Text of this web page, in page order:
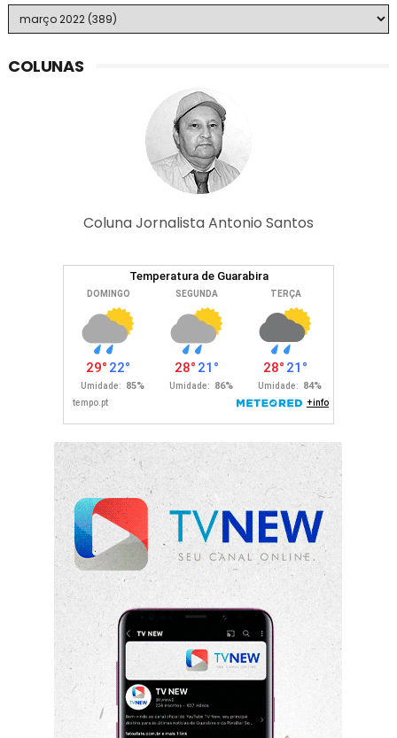
COLUNAS
Coluna Jornalista Antonio Santos